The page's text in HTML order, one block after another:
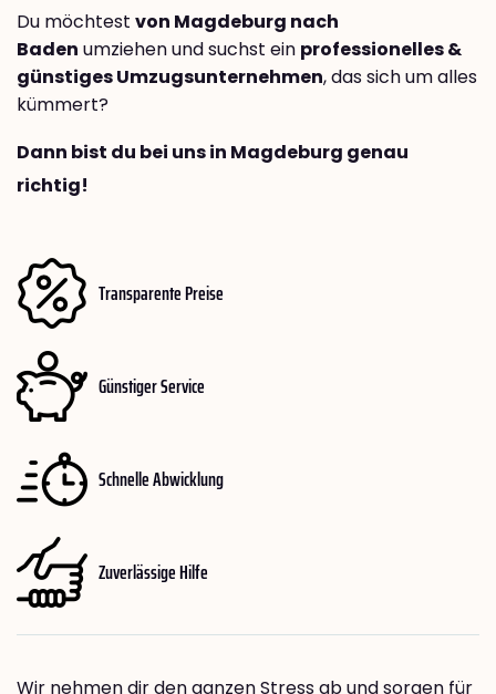
Du möchtest von Magdeburg nach
Baden umziehen und suchst ein professionelles &
günstiges Umzugsunternehmen, das sich um alles
kümmert?
Dann bist du bei uns in Magdeburg genau
richtig!
Transparente Preise
Günstiger Service
Schnelle Abwicklung
Zuverlässige Hilfe
Wir nehmen dir den ganzen Stress ab und sorgen für